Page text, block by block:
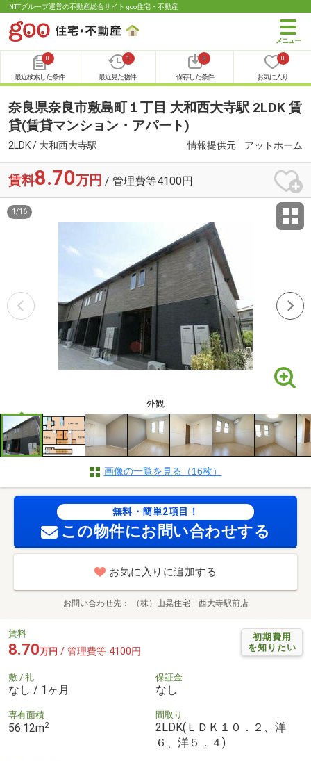
NTTグループ運営の不動産総合サイト goo住宅・不動産
0
最近検索した条件
1
最近見た物件
0
保存した条件
0
お気に入り
奈良県奈良市敷島町１丁目 大和西大寺駅 2LDK 賃
貸(賃貸マンション・アパート)
2LDK / 大和西大寺駅 情報提供元 アットホーム
賃料8.70万円 / 管理費等4100円
外観
1 /16
画像の一覧を見る（16枚）
無料・簡単2項目！
この物件にお問い合わせする
お気に入りに追加する
お問い合わせ先 （株）山晃住宅 西大寺駅前店
初期費用
を知りたい
賃料
8.70万円 / 管理費等 4100円
敷 / 礼
なし / 1ヶ月
保証金
なし
専有面積
56.12m2
間取り
2LDK(ＬＤＫ１０．２、洋
６、洋５．４)